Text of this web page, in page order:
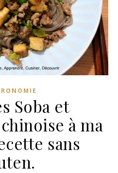
Soba et
à ma
sans